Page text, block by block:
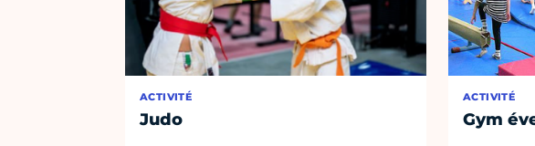
ACTIVITÉ
Judo
ACTIVITÉ
Gym